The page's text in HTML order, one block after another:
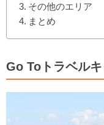
その他のエリア
まとめ
Go Toトラベル